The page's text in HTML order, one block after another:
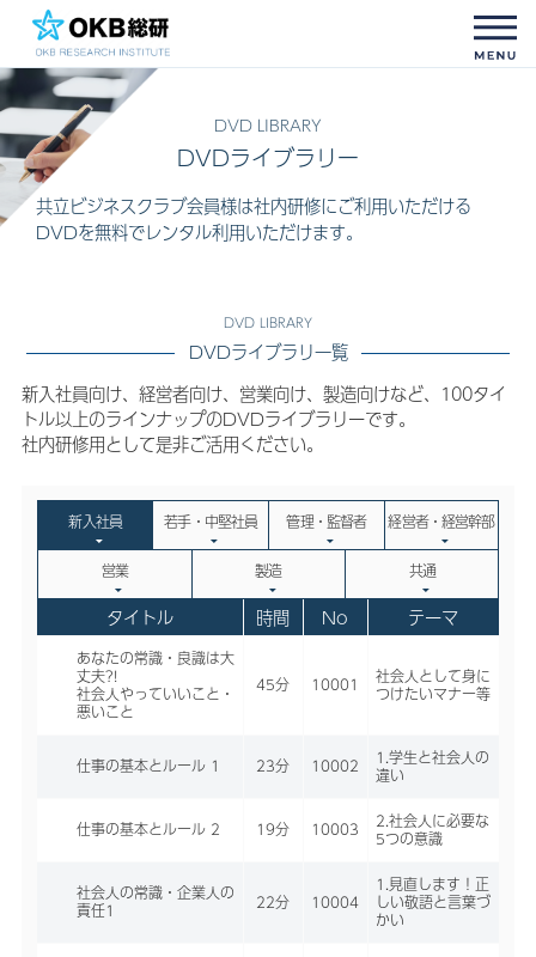
DVDライブラリー
共立ビジネスクラブ会員様は社内研修にご利用いただける
DVDを無料でレンタル利用いただけます。
DVDライブラリ一覧
新入社員向け、経営者向け、営業向け、製造向けなど、100タイ
トル以上のラインナップのDVDライブラリーです。
社内研修用として是非ご活用ください。
新入社員 若手・中堅社員 管理・監督者 経営者・経営幹部
営業 製造 共通
タイトル 時間 No テーマ
あなたの常識・良識は大
丈夫?!
社会人やっていいこと・
悪いこと
45分 10001
社会人として身に
つけたいマナー等
仕事の基本とルール 1 23分 10002
1.学生と社会人の
違い
仕事の基本とルール 2 19分 10003
2.社会人に必要な
5つの意識
社会人の常識・企業人の
責任1
22分 10004
1.見直します！正
しい敬語と言葉づ
かい